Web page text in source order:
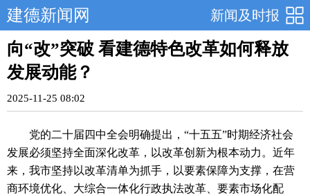
新闻及时报
建德新闻网
向“改”突破 看建德特色改革如何释放
发展动能？
2025-11-25 08:02
党的二十届四中全会明确提出，“十五五”时期经济社会
发展必须坚持全面深化改革，以改革创新为根本动力。近年
来，我市坚持以改革清单为抓手，以要素保障为支撑，在营
商环境优化、大综合一体化行政执法改革、要素市场化配